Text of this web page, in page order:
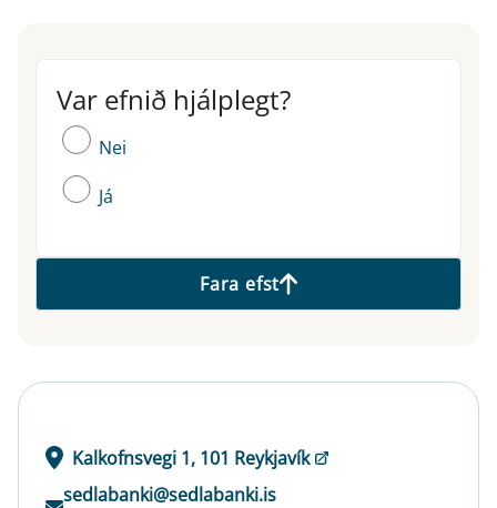
Var efnið hjálplegt?
Var efnið hjálplegt?
Nei
Já
Fara efst
Kalkofnsvegi 1, 101 Reykjavík
sedlabanki@sedlabanki.is